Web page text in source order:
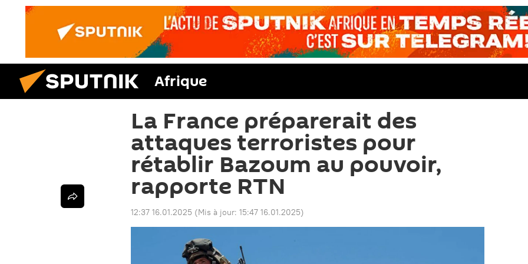
Afrique
La France préparerait des
attaques terroristes pour
rétablir Bazoum au pouvoir,
rapporte RTN
12:37 16.01.2025 (Mis à jour: 15:47 16.01.2025)